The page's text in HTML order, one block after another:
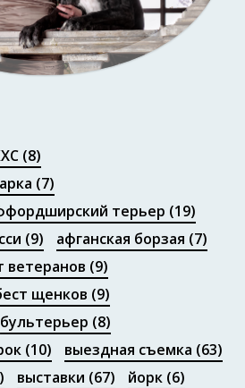
(8)
(7)
терьер (19)
(9) афганская борзая (7)
ветеранов (9)
щенков (9)
бультерьер (8)
(10) выездная съемка (63)
выставки (67) йорк (6)